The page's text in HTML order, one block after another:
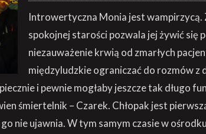
Introwertyczna Monia jest wampirzycą.
spokojnej starości pozwala jej żywić się
niezauważenie krwią od zmarłych
międzyludzkie ograniczać do rozmów z
i pewnie mogłaby jeszcze tak długo
śmiertelnik – Czarek. Chłopak jest
nie ujawnia. W tym samym czasie w